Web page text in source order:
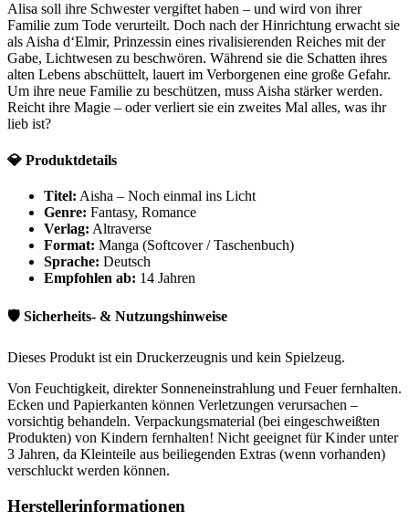
Alisa soll ihre Schwester vergiftet haben – und wird von ihrer
Familie zum Tode verurteilt. Doch nach der Hinrichtung erwacht sie
als Aisha d‘Elmir, Prinzessin eines rivalisierenden Reiches mit der
Gabe, Lichtwesen zu beschwören. Während sie die Schatten ihres
alten Lebens abschüttelt, lauert im Verborgenen eine große Gefahr.
Um ihre neue Familie zu beschützen, muss Aisha stärker werden.
Reicht ihre Magie – oder verliert sie ein zweites Mal alles, was ihr
lieb ist?
💎 Produktdetails
Titel: Aisha – Noch einmal ins Licht
Genre: Fantasy, Romance
Verlag: Altraverse
Format: Manga (Softcover / Taschenbuch)
Sprache: Deutsch
Empfohlen ab: 14 Jahren
🛡️ Sicherheits- & Nutzungshinweise
Dieses Produkt ist ein Druckerzeugnis und kein Spielzeug.
Von Feuchtigkeit, direkter Sonneneinstrahlung und Feuer fernhalten.
Ecken und Papierkanten können Verletzungen verursachen –
vorsichtig behandeln. Verpackungsmaterial (bei eingeschweißten
Produkten) von Kindern fernhalten! Nicht geeignet für Kinder unter
3 Jahren, da Kleinteile aus beiliegenden Extras (wenn vorhanden)
verschluckt werden können.
Herstellerinformationen